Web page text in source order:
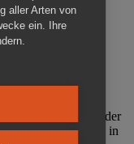
ist ein Ort
nah und
im Oktober
e. V. (MRZ), der
(1860-2002) in
aller Arten von
ein. Ihre